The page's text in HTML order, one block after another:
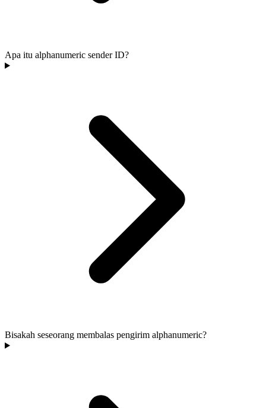
Apa itu alphanumeric sender ID?
Bisakah seseorang membalas pengirim alphanumeric?